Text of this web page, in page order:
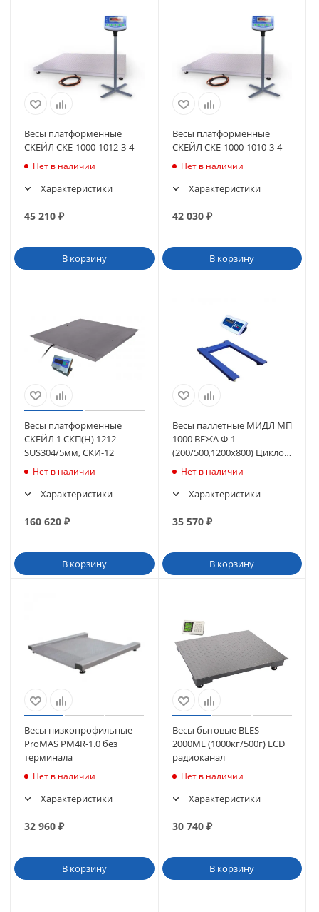
Весы платформенные
СКЕЙЛ СКЕ-1000-1012-3-4
Нет в наличии
Характеристики
45 210 ₽
В корзину
Весы платформенные
СКЕЙЛ СКЕ-1000-1010-3-4
Нет в наличии
Характеристики
42 030₽
В корзину
Весы платформенные
СКЕЙЛ 1 СКП(Н) 1212
SUS304/5мм, СКИ-12
Нет в наличии
Характеристики
160 620 ₽
В корзину
Весы паллетные МИДЛ МП
1000 ВЕЖА Ф-1
(200/500,1200х800) Циклоп
04Нет в наличии
Характеристики
35 570₽
В корзину
Весы низкопрофильные
ProMAS PM4R-1.0 без
терминала
Нет в наличии
Характеристики
32 960 ₽
В корзину
Весы бытовые BLES-
2000ML (1000кг/500г) LCD
радиоканал
Нет в наличии
Характеристики
30 740₽
В корзину